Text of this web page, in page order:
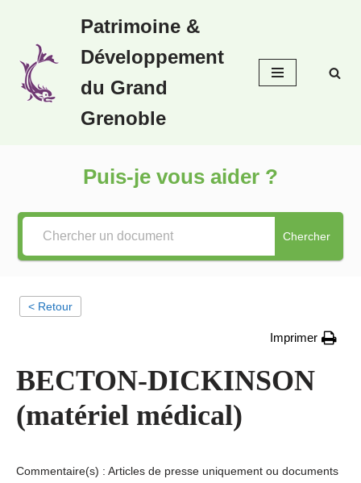
au
contenu
Patrimoine &
Développement
du Grand
Grenoble
Puis-je vous aider ?
Chercher
< Retour
Imprimer
BECTON-DICKINSON
(matériel médical)
Commentaire(s) : Articles de presse uniquement ou documents